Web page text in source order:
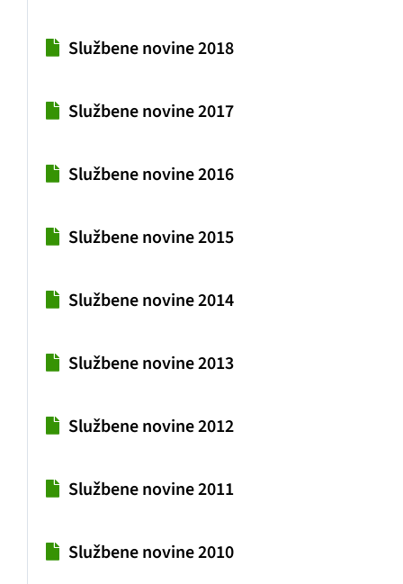
Službene novine 2018
Službene novine 2017
Službene novine 2016
Službene novine 2015
Službene novine 2014
Službene novine 2013
Službene novine 2012
Službene novine 2011
Službene novine 2010